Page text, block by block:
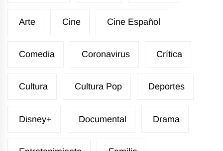
Arte Cine Cine Español
Comedia Coronavirus Crítica
Cultura Cultura Pop Deportes
Disney+ Documental Drama